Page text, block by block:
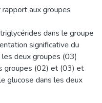
aux groupes
dans le groupe
significative du
deux groupes (03)
groupes (02) et (03) et
glucose dans les deux